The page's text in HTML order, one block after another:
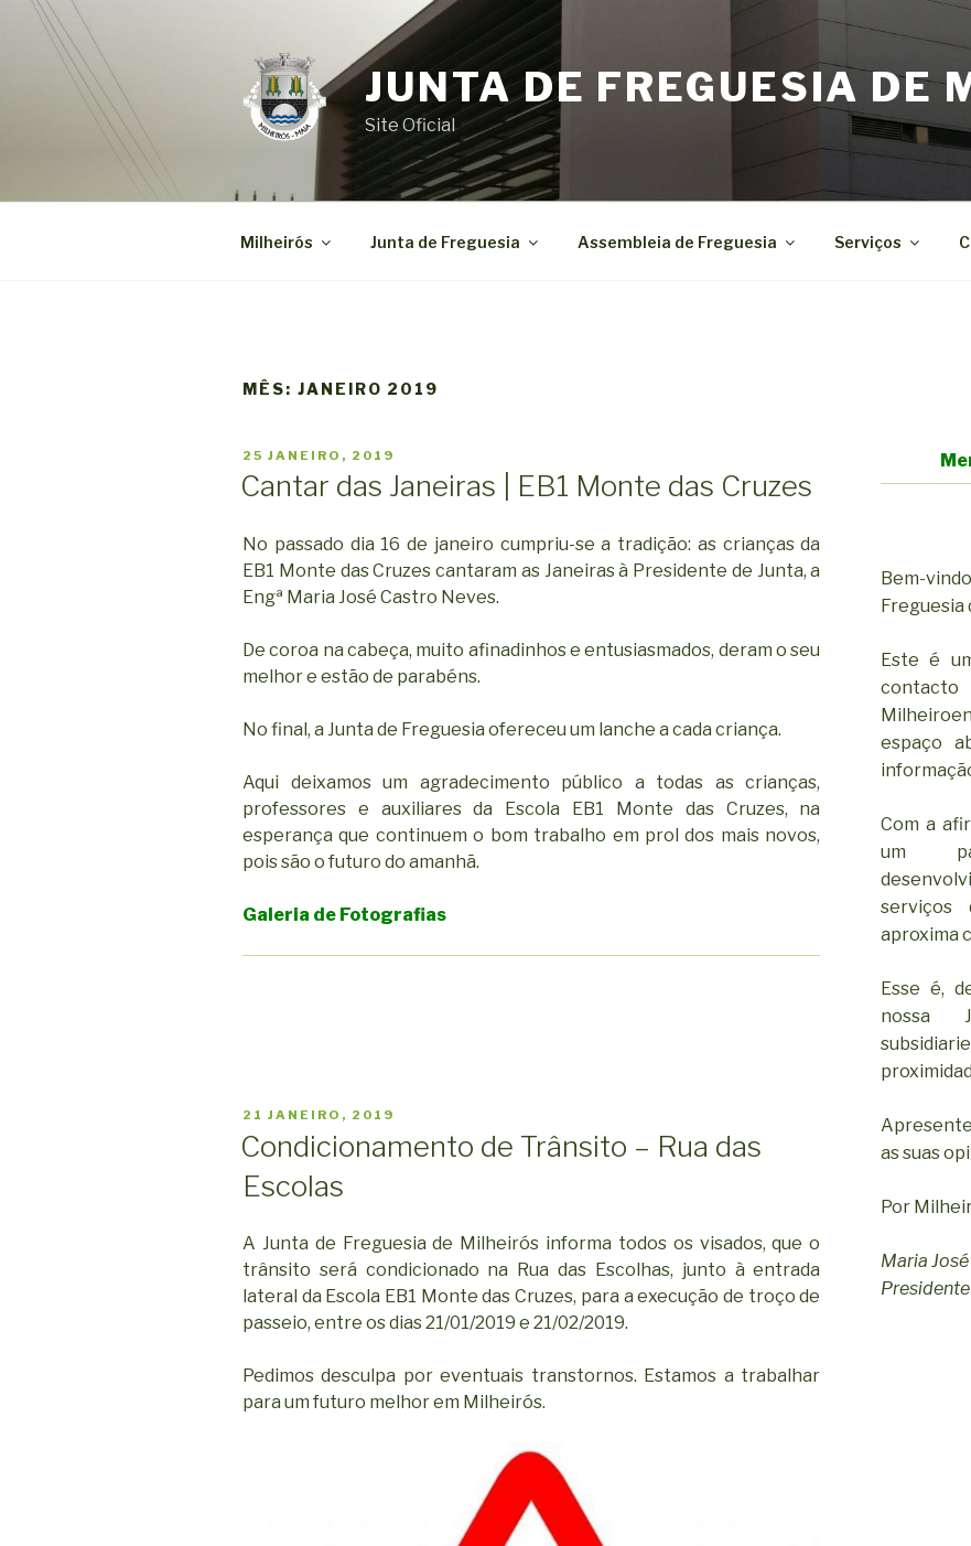
Saltar
JUNTA DE FREGUESIA DE
Site Oficial
Milheirós Junta de Freguesia Assembleia de Freguesia Serviços
MÊS: JANEIRO 2019
PUBLICADO
25 JANEIRO, 2019
Cantar das Janeiras | EB1 Monte das Cruzes
No passado dia 16 de janeiro cumpriu-se a tradição: as crianças da
EB1 Monte das Cruzes cantaram as Janeiras à Presidente de Junta, a
Engª Maria José Castro Neves.
De coroa na cabeça, muito afinadinhos e entusiasmados, deram o seu
melhor e estão de parabéns.
No final, a Junta de Freguesia ofereceu um lanche a cada criança.
Aqui deixamos um agradecimento público a todas as crianças,
professores e auxiliares da Escola EB1 Monte das Cruzes, na
esperança que continuem o bom trabalho em prol dos mais novos,
pois são o futuro do amanhã.
Galeria de Fotografias
PUBLICADO
21 JANEIRO, 2019
Condicionamento de Trânsito – Rua das
Escolas
A Junta de Freguesia de Milheirós informa todos os visados, que o
trânsito será condicionado na Rua das Escolhas, junto à entrada
lateral da Escola EB1 Monte das Cruzes, para a execução de troço de
passeio, entre os dias 21/01/2019 e 21/02/2019.
Pedimos desculpa por eventuais transtornos. Estamos a trabalhar
para um futuro melhor em Milheirós.
Bem-
Freguesia
Este é
espaço
Com a
um
serviços
aproxima
Esse é,
nossa
as suas
Por
Maria